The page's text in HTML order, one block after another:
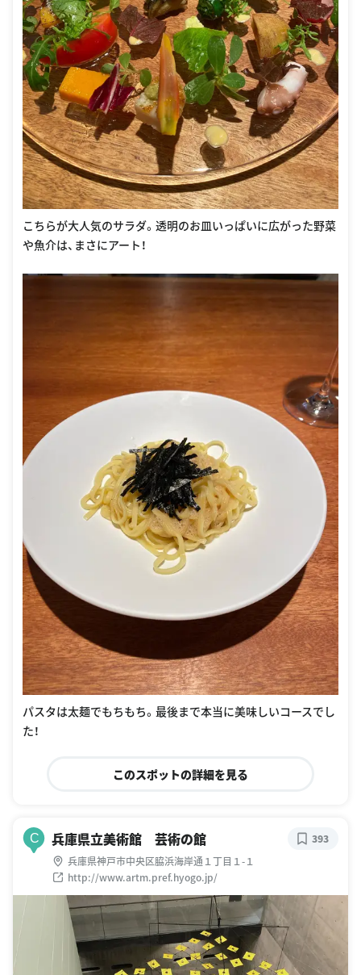
こちらが大人気のサラダ。透明のお皿いっぱいに広がった野菜
や魚介は、まさにアート！
パスタは太麺でもちもち。最後まで本当に美味しいコースでし
た！
このスポットの詳細を見る
C 兵庫県立美術館 芸術の館
兵庫県神戸市中央区脇浜海岸通１丁目１-１
http://www.artm.pref.hyogo.jp/
393